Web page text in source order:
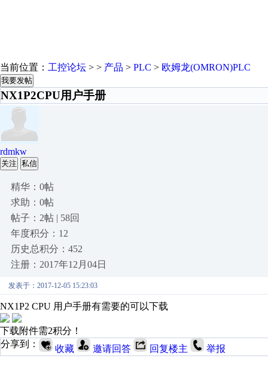
当前位置： 工控论坛 > > 产品 > PLC > 欧姆龙(OMRON)PLC
我要发帖
NX1P2CPU用户手册
rdmkw
关注 私信
精华：0帖
求助：0帖
帖子：2帖 | 58回
年度积分：12
历史总积分：452
注册：2017年12月04日
发表于：2017-12-05 15:23:03
NX1P2 CPU 用户手册有需要的可以下载
下载附件需2积分！
分享到：
收藏 邀请回答 回复楼主 举报